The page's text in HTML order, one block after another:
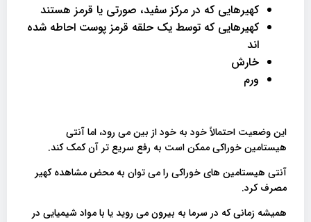
کهیرهایی که در مرکز سفید، صورتی یا قرمز هستند
کهیرهایی که توسط یک حلقه قرمز پوست احاطه شده
اند
خارش
ورم
این وضعیت احتمالاً خود به خود از بین می رود، اما آنتی
هیستامین خوراکی ممکن است به رفع سریع تر آن کمک کند.
آنتی هیستامین های خوراکی را می توان به محض مشاهده کهیر
مصرف کرد.
همیشه زمانی که در سرما به بیرون می روید یا با مواد شیمیایی در